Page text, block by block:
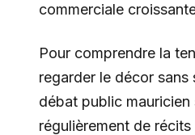
commerciale
Pour comprendre la
regarder le décor sans
débat public mauricien
régulièrement de